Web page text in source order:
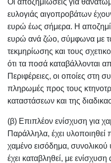
Οι αποζημιώσεις για
ευλογιάς αιγοπροβάτων
ευρώ έως σήμερα. Η
ευρώ ανά ζώο, σύμφωνα με
τεκμηρίωσης και τους
ότι τα ποσά καταβάλλονται
Περιφέρειες, οι οποίες στη
πληρωμές προς τους
καταστάσεων και της
(β) Επιπλέον ενίσχυση για
Παράλληλα, έχει υλοποιηθεί
χαμένο εισόδημα,
έχει καταβληθεί, με